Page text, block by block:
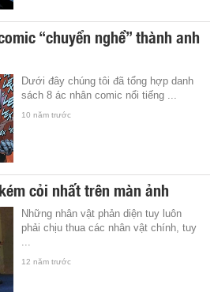
“chuyển nghề” thành anh
Dưới đây chúng tôi đã tổng hợp danh
sách 8 ác nhân comic nổi tiếng ...
10 năm trước
cỏi nhất trên màn ảnh
Những nhân vật phản diện tuy luôn
phải chịu thua các nhân vật chính, tuy
12 năm trước